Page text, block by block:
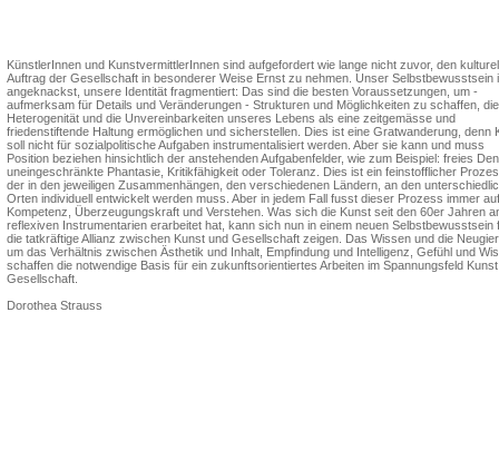
KünstlerInnen und KunstvermittlerInnen sind aufgefordert wie lange nicht zuvor, den
Auftrag der Gesellschaft in besonderer Weise Ernst zu nehmen. Unser Selbstbewusstsein
angeknackst, unsere Identität fragmentiert: Das sind die besten Voraussetzungen, um -
aufmerksam für Details und Veränderungen - Strukturen und Möglichkeiten zu schaffen,
Heterogenität und die Unvereinbarkeiten unseres Lebens als eine zeitgemässe und
friedenstiftende Haltung ermöglichen und sicherstellen. Dies ist eine Gratwanderung, denn
soll nicht für sozialpolitische Aufgaben instrumentalisiert werden. Aber sie kann und muss
Position beziehen hinsichtlich der anstehenden Aufgabenfelder, wie zum Beispiel: freies
uneingeschränkte Phantasie, Kritikfähigkeit oder Toleranz. Dies ist ein feinstofflicher
der in den jeweiligen Zusammenhängen, den verschiedenen Ländern, an den
Orten individuell entwickelt werden muss. Aber in jedem Fall fusst dieser Prozess immer auf
Kompetenz, Überzeugungskraft und Verstehen. Was sich die Kunst seit den 60er Jahren
reflexiven Instrumentarien erarbeitet hat, kann sich nun in einem neuen Selbstbewusstsein
die tatkräftige Allianz zwischen Kunst und Gesellschaft zeigen. Das Wissen und die
um das Verhältnis zwischen Ästhetik und Inhalt, Empfindung und Intelligenz, Gefühl und
schaffen die notwendige Basis für ein zukunftsorientiertes Arbeiten im Spannungsfeld
Gesellschaft.
Dorothea Strauss